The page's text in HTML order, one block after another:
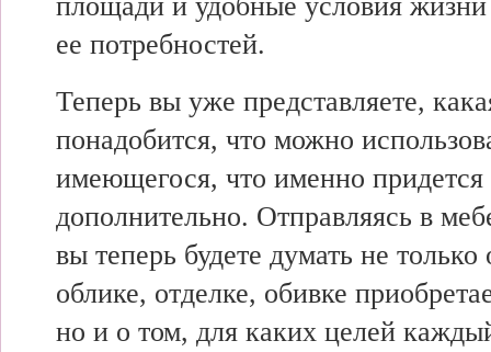
ее потребностей.
Теперь вы уже представляете,
понадобится, что можно
имеющегося, что именно придется
дополнительно. Отправляясь в
вы теперь будете думать не
облике, отделке, обивке
но и о том, для каких целей